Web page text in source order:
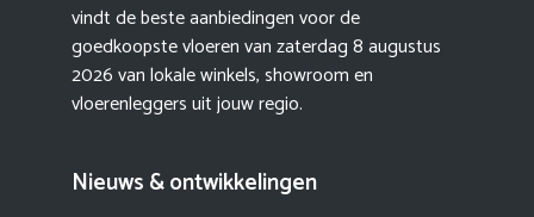
vindt de beste aanbiedingen voor de
goedkoopste vloeren van zaterdag 8 augustus
2026 van lokale winkels, showroom en
vloerenleggers uit jouw regio.
Nieuws & ontwikkelingen